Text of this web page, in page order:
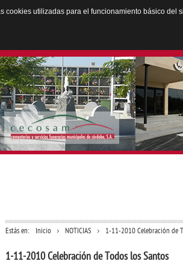
Estás en: Inicio NOTICIAS 1-11-2010 Celebración de
1-11-2010 Celebración de Todos los Santos
utilizadas para el funcionamiento básico